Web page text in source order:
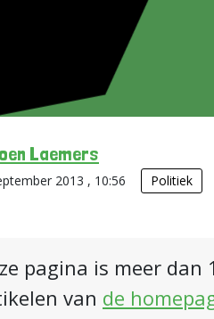
Laemers
2013 , 10:56 Politiek
pagina is meer
van de